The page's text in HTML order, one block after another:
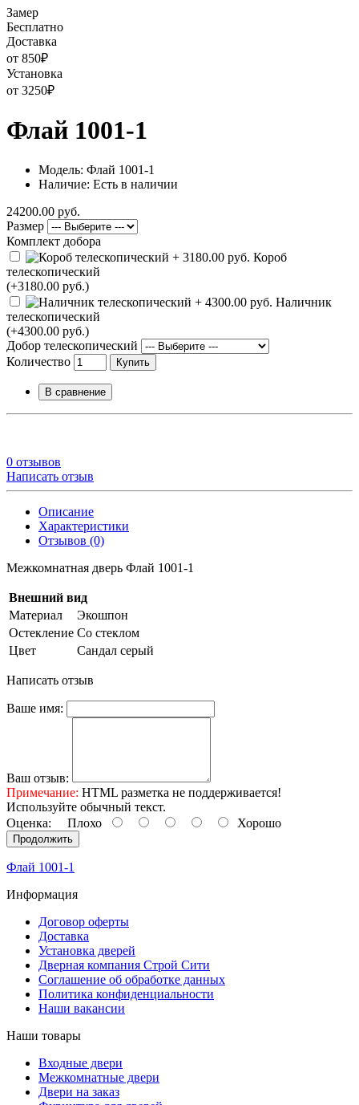
Замер
Бесплатно
Доставка
от 850₽
Установка
от 3250₽
Флай 1001-1
Модель: Флай 1001-1
Наличие: Есть в наличии
24200.00 руб.
Размер
Комплект добора
Короб
телескопический
(+3180.00 руб.)
Наличник
телескопический
(+4300.00 руб.)
Добор телескопический
Количество
Купить
В сравнение
0 отзывов
Написать отзыв
Описание
Характеристики
Отзывов (0)
Межкомнатная дверь Флай 1001-1
Внешний вид
Материал
Экошпон
Остекление Со стеклом
Цвет
Сандал серый
Написать отзыв
Ваше имя:
Ваш отзыв:
Примечание: HTML разметка не поддерживается!
Используйте обычный текст.
Оценка: Плохо Хорошо
Продолжить
Флай 1001-1
Информация
Договор оферты
Доставка
Установка дверей
Дверная компания Строй Сити
Соглашение об обработке данных
Политика конфиденциальности
Наши вакансии
Наши товары
Входные двери
Межкомнатные двери
Двери на заказ